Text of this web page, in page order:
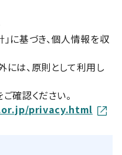
に基づき、個人情報を収
には、原則として利用し
確認ください。
privacy.html